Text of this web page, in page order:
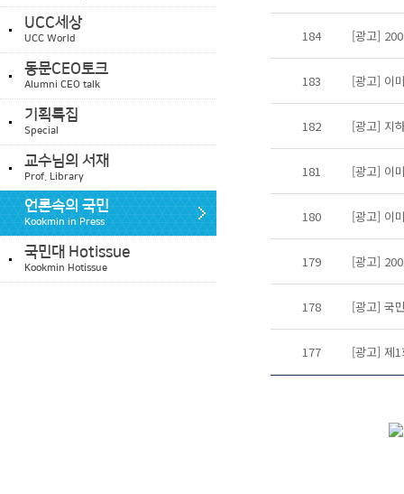
UCC세상
UCC World
동문CEO토크
Alumni CEO talk
기획특집
Special
교수님의 서재
Prof. Library
언론속의 국민
Kookmin in Press
국민대 Hotissue
Kookmin Hotissue
184 [광고]
183 [광고] 이
182 [광고] 지
181 [광고] 이
180 [광고] 이
179 [광고]
178 [광고] 국
177 [광고] 제